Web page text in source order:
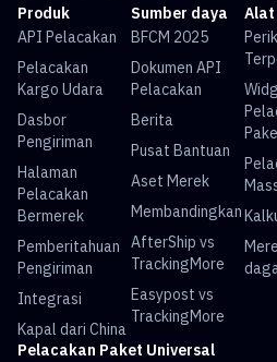
Produk
API Pelacakan
Pelacakan
Kargo Udara
Dasbor
Pengiriman
Halaman
Pelacakan
Bermerek
Pemberitahuan
Pengiriman
Integrasi
Kapal dari China
Sumber daya
BFCM 2025
Dokumen API
Pelacakan
Berita
Pusat Bantuan
Aset Merek
Membandingkan
AfterShip vs
TrackingMore
Easypost vs
TrackingMore
Pelacakan Paket Universal